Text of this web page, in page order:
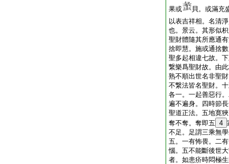
果或
貝。或滿充
以表吉祥相。名清
也。景云。其形似
聖財體隨其所應通
捨即慧。施或通捨
聖多起相違七故。
繋樂爲聖財故。由
熟不順出世名非聖
不繋法皆名聖財。
各一。一起善惡行
遍不遍身。四時節
聖道正法。五地寛
奪不奪。奪即五 4
不足。足謂三乘無
五。一有怖畏。二
惱。五不能斷後世
者。如患疥時悶極